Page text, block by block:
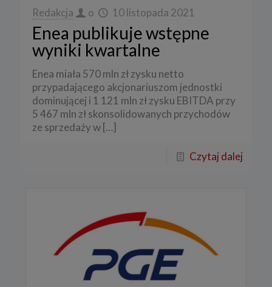
Redakcja o 10 listopada 2021
Enea publikuje wstępne
wyniki kwartalne
Enea miała 570 mln zł zysku netto
przypadającego akcjonariuszom jednostki
dominującej i 1 121 mln zł zysku EBITDA przy
5 467 mln zł skonsolidowanych przychodów
ze sprzedaży w […]
Czytaj dalej